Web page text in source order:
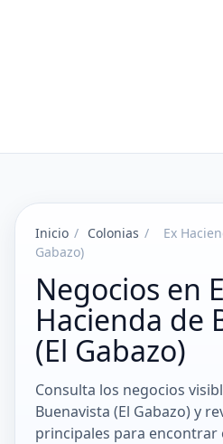
Inicio / Colonias /
Ex
Gabazo)
Negocios en
Hacienda de
(El Gabazo)
Consulta los negocios
Buenavista (El Gabazo) y
principales para encontrar